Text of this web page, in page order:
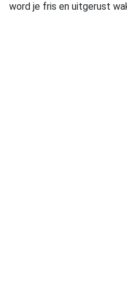
word je fris en uitgerust